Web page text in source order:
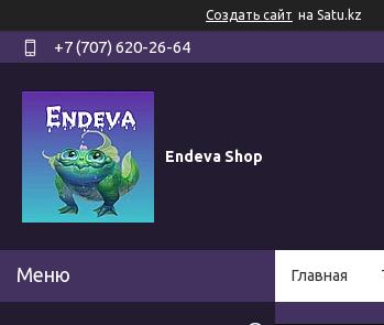
Создать сайт на Satu.kz
+7 (707) 620-26-64
Endeva Shop
Главная